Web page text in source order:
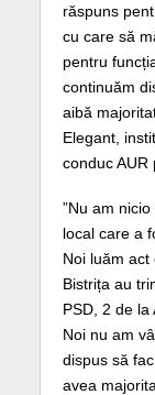
răspuns
cu care să
pentru
continuăm
aibă
Elegant,
conduc AUR
”Nu am
local care a
Noi luăm
Bistrița au
PSD, 2 de la
Noi nu am
dispus să
avea